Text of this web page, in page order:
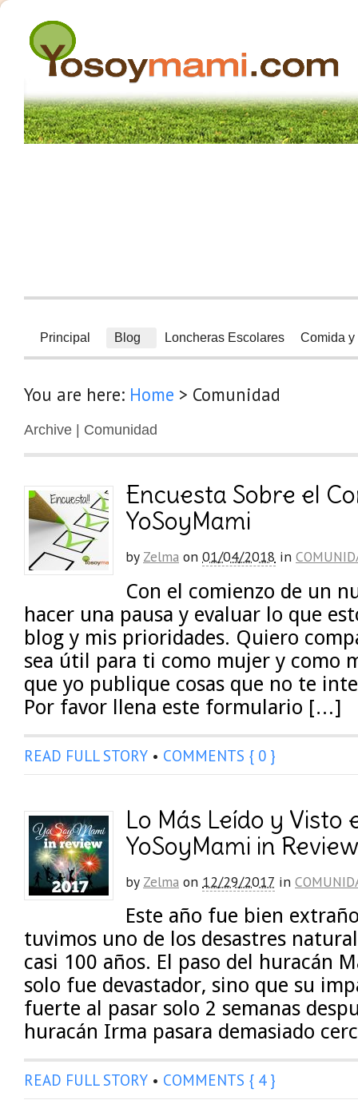
Principal Blog Loncheras Escolares Comida y
You are here: Home > Comunidad
Archive | Comunidad
Encuesta Sobre el
YoSoyMami
by Zelma on 01/04/2018 in
Con el comienzo de un
hacer una pausa y evaluar lo que
blog y mis prioridades. Quiero
sea útil para ti como mujer y como
que yo publique cosas que no te
Por favor llena este formulario […]
READ FULL STORY • COMMENTS { 0 }
Lo Más Leído y Visto
YoSoyMami in Review
by Zelma on 12/29/2017 in
Este año fue bien
tuvimos uno de los desastres
casi 100 años. El paso del huracán
solo fue devastador, sino que su
fuerte al pasar solo 2 semanas
huracán Irma pasara demasiado
READ FULL STORY • COMMENTS { 4 }